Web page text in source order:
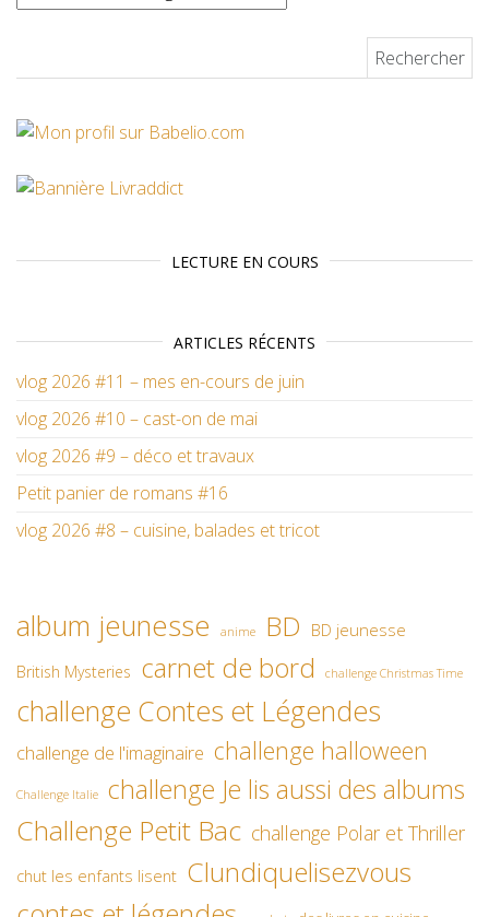
LECTURE EN COURS
ARTICLES RÉCENTS
vlog 2026 #11 – mes en-cours de juin
vlog 2026 #10 – cast-on de mai
vlog 2026 #9 – déco et travaux
Petit panier de romans #16
vlog 2026 #8 – cuisine, balades et tricot
album jeunesse anime BD BD jeunesse
British Mysteries carnet de bord challenge Christmas Time
challenge Contes et Légendes
challenge de l'imaginaire challenge halloween
Challenge Italie challenge Je lis aussi des albums
Challenge Petit Bac challenge Polar et Thriller
chut les enfants lisent Clundiquelisezvous